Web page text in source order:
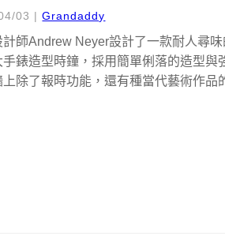
03 |Grandaddy
計師Andrew Neyer設計了一款耐人尋
手錶造型時鐘，採用簡單俐落的造型與
上除了報時功能，還有種當代藝術作品